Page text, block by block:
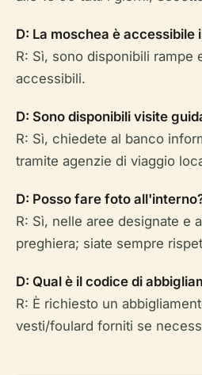
D: La moschea è accessibile
R: Sì, sono disponibili rampe
accessibili.
D: Sono disponibili visite
R: Sì, chiedete al banco
tramite agenzie di viaggio
D: Posso fare foto
R: Sì, nelle aree designate e
preghiera; siate sempre
D: Qual è il codice di
R: È richiesto un
vesti/foulard forniti se